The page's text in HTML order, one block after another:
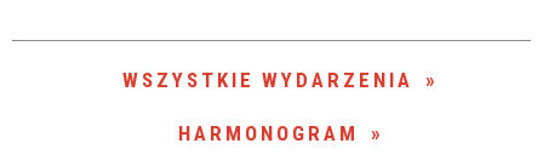
—
WSZYSTKIE WYDARZENIA
HARMONOGRAM